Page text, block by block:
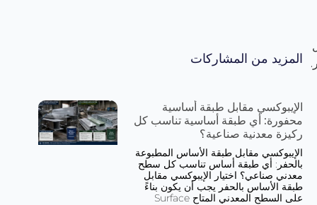
المزيد من المشاركات
الإيبوكسي مقابل طبقة أساسية
محفورة: أي طبقة أساسية تناسب كل
ركيزة معدنية صناعية؟
الإيبوكسي مقابل طبقة الأساس المطبوعة
بالحفر: أي طبقة أساس تناسب كل سطح
معدني صناعي؟ اختيار الإيبوكسي مقابل
طبقة الأساس بالحفر يجب أن يكون بناءً
على السطح المعدني المتاح Surface